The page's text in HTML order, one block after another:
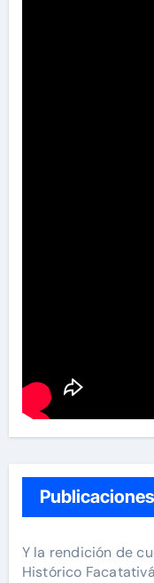
Y la rendición de
Histórico